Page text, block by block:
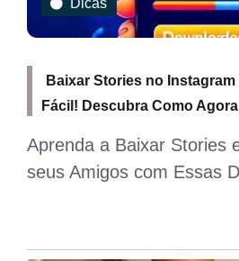
Dicas
Baixar Stories no
Fácil! Descubra Como
Aprenda a Baixar Stories
seus Amigos com Essas